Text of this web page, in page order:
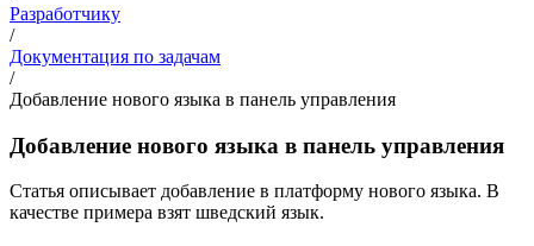
Разработчику
/
Документация по задачам
/
Добавление нового языка в панель управления
Добавление нового языка в панель управления
Статья описывает добавление в платформу нового языка. В
качестве примера взят шведский язык.